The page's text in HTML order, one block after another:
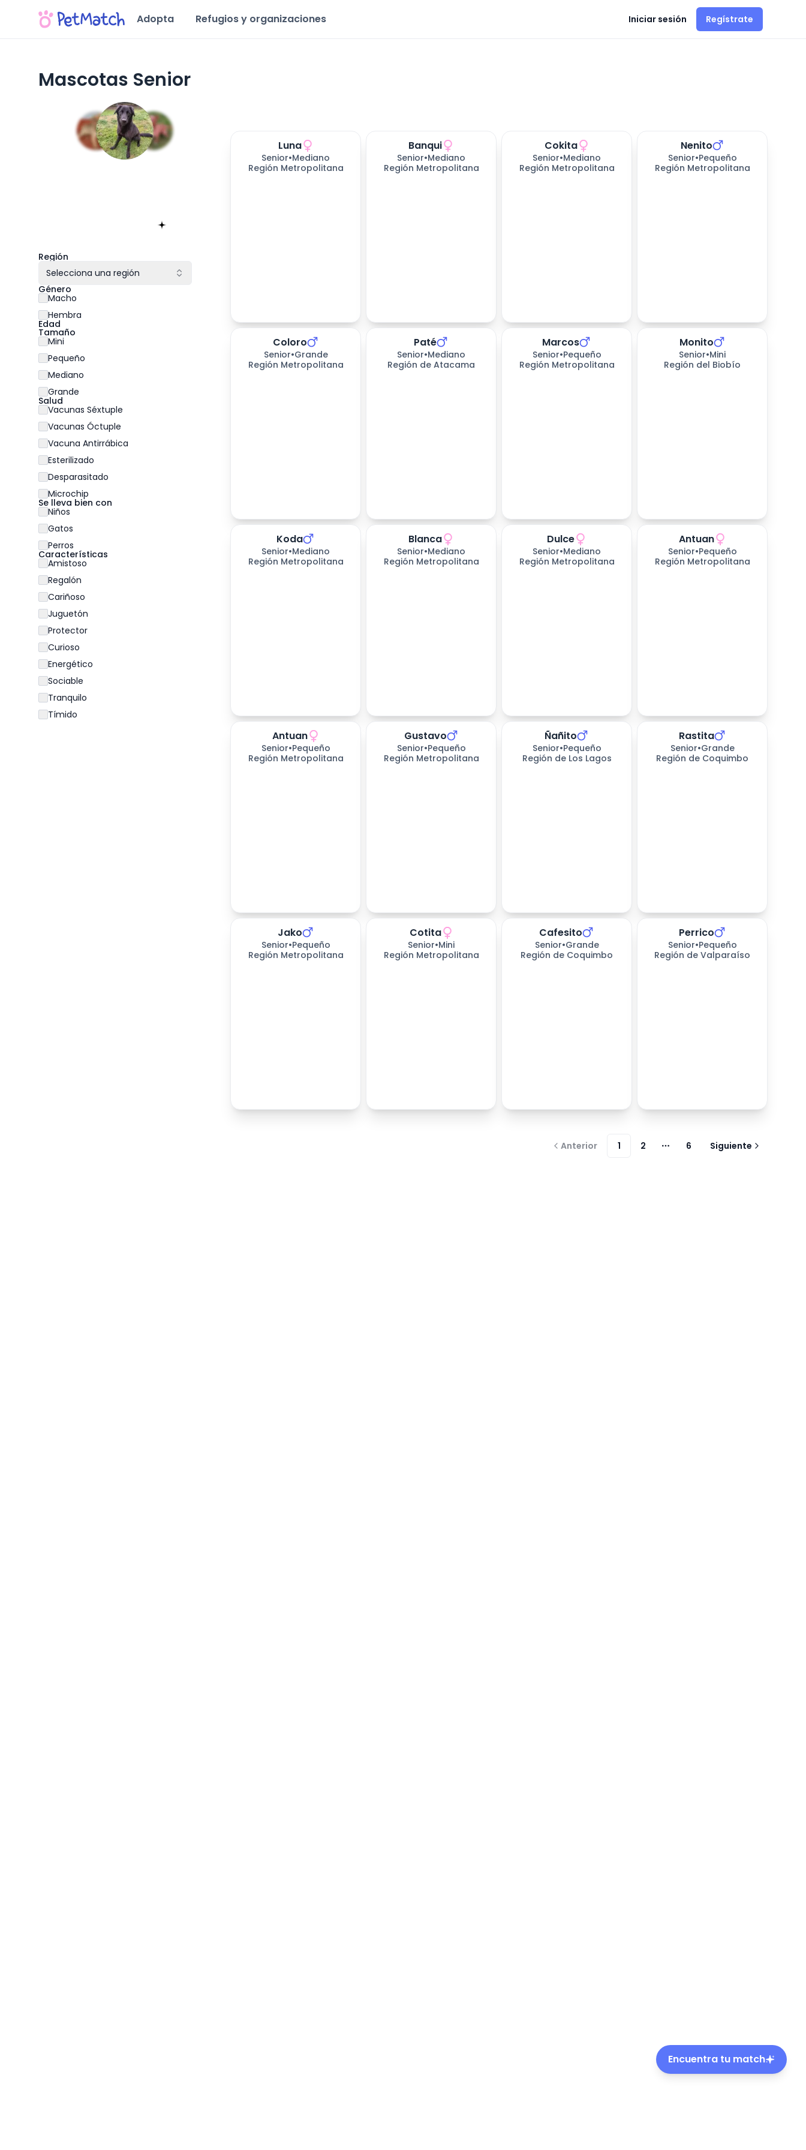
Adopta Refugios y organizaciones Iniciar sesión Regístrate
Mascotas Senior
Región
Selecciona una región
Género
Macho
Hembra
Edad
Tamaño
Mini
Pequeño
Mediano
Grande
Salud
Vacunas Séxtuple
Vacunas Óctuple
Vacuna Antirrábica
Esterilizado
Desparasitado
Microchip
Se lleva bien con
Niños
Gatos
Perros
Características
Amistoso
Regalón
Cariñoso
Juguetón
Protector
Curioso
Energético
Sociable
Tranquilo
Tímido
Luna
Senior•Mediano
Región Metropolitana
Banqui
Senior•Mediano
Región Metropolitana
Cokita
Senior•Mediano
Región Metropolitana
Nenito
Senior•Pequeño
Región Metropolitana
Coloro
Senior•Grande
Región Metropolitana
Paté
Senior•Mediano
Región de Atacama
Marcos
Senior•Pequeño
Región Metropolitana
Monito
Senior•Mini
Región del Biobío
Koda
Senior•Mediano
Región Metropolitana
Blanca
Senior•Mediano
Región Metropolitana
Dulce
Senior•Mediano
Región Metropolitana
Antuan
Senior•Pequeño
Región Metropolitana
Antuan
Senior•Pequeño
Región Metropolitana
Gustavo
Senior•Pequeño
Región Metropolitana
Ñañito
Senior•Pequeño
Región de Los Lagos
Rastita
Senior•Grande
Región de Coquimbo
Jako
Senior•Pequeño
Región Metropolitana
Cotita
Senior•Mini
Región Metropolitana
Cafesito
Senior•Grande
Región de Coquimbo
Perrico
Senior•Pequeño
Región de Valparaíso
Anterior 1 2 Más páginas
6 Siguiente
Encuentra tu match